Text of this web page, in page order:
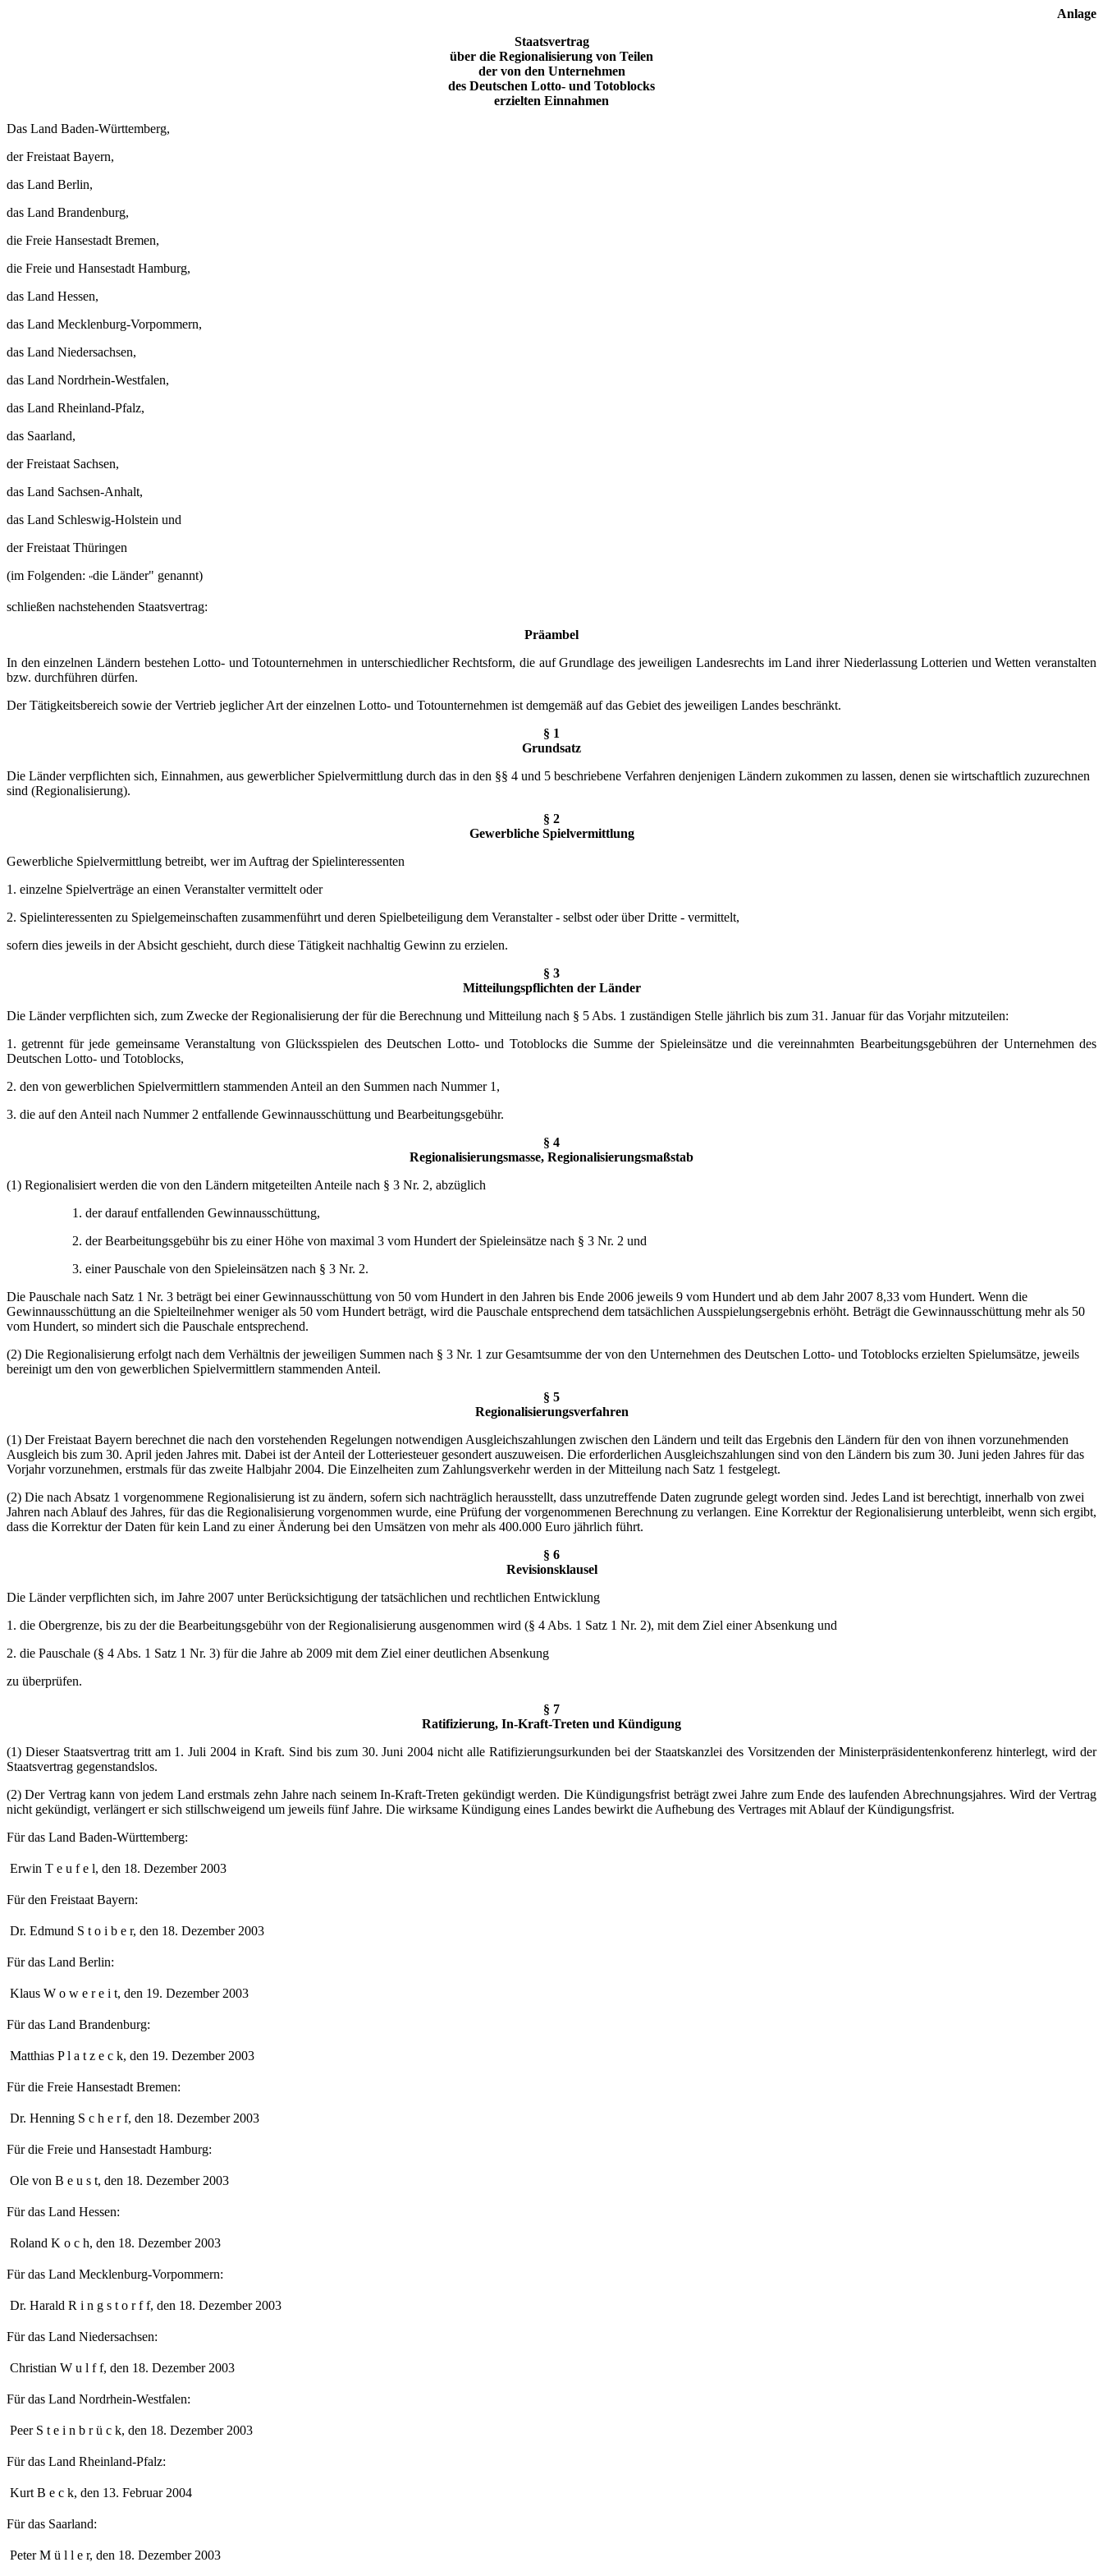
Anlage
Staatsvertrag
über die Regionalisierung von Teilen
der von den Unternehmen
des Deutschen Lotto- und Totoblocks
erzielten Einnahmen
Das Land Baden-Württemberg,
der Freistaat Bayern,
das Land Berlin,
das Land Brandenburg,
die Freie Hansestadt Bremen,
die Freie und Hansestadt Hamburg,
das Land Hessen,
das Land Mecklenburg-Vorpommern,
das Land Niedersachsen,
das Land Nordrhein-Westfalen,
das Land Rheinland-Pfalz,
das Saarland,
der Freistaat Sachsen,
das Land Sachsen-Anhalt,
das Land Schleswig-Holstein und
der Freistaat Thüringen
(im Folgenden: "die Länder" genannt)
schließen nachstehenden Staatsvertrag:
Präambel
In den einzelnen Ländern bestehen Lotto- und Totounternehmen in unterschiedlicher Rechtsform, die auf Grundlage des jeweiligen Landesrechts im Land ihrer Niederlassung Lotterien und Wetten veranstalten
bzw. durchführen dürfen.
Der Tätigkeitsbereich sowie der Vertrieb jeglicher Art der einzelnen Lotto- und Totounternehmen ist demgemäß auf das Gebiet des jeweiligen Landes beschränkt.
§ 1
Grundsatz
Die Länder verpflichten sich, Einnahmen, aus gewerblicher Spielvermittlung durch das in den §§ 4 und 5 beschriebene Verfahren denjenigen Ländern zukommen zu lassen, denen sie wirtschaftlich zuzurechnen
sind (Regionalisierung).
§ 2
Gewerbliche Spielvermittlung
Gewerbliche Spielvermittlung betreibt, wer im Auftrag der Spielinteressenten
1. einzelne Spielverträge an einen Veranstalter vermittelt oder
2. Spielinteressenten zu Spielgemeinschaften zusammenführt und deren Spielbeteiligung dem Veranstalter - selbst oder über Dritte - vermittelt,
sofern dies jeweils in der Absicht geschieht, durch diese Tätigkeit nachhaltig Gewinn zu erzielen.
§ 3
Mitteilungspflichten der Länder
Die Länder verpflichten sich, zum Zwecke der Regionalisierung der für die Berechnung und Mitteilung nach § 5 Abs. 1 zuständigen Stelle jährlich bis zum 31. Januar für das Vorjahr mitzuteilen:
1. getrennt für jede gemeinsame Veranstaltung von Glücksspielen des Deutschen Lotto- und Totoblocks die Summe der Spieleinsätze und die vereinnahmten Bearbeitungsgebühren der Unternehmen des
Deutschen Lotto- und Totoblocks,
2. den von gewerblichen Spielvermittlern stammenden Anteil an den Summen nach Nummer 1,
3. die auf den Anteil nach Nummer 2 entfallende Gewinnausschüttung und Bearbeitungsgebühr.
§ 4
Regionalisierungsmasse, Regionalisierungsmaßstab
(1) Regionalisiert werden die von den Ländern mitgeteilten Anteile nach § 3 Nr. 2, abzüglich
1. der darauf entfallenden Gewinnausschüttung,
2. der Bearbeitungsgebühr bis zu einer Höhe von maximal 3 vom Hundert der Spieleinsätze nach § 3 Nr. 2 und
3. einer Pauschale von den Spieleinsätzen nach § 3 Nr. 2.
Die Pauschale nach Satz 1 Nr. 3 beträgt bei einer Gewinnausschüttung von 50 vom Hundert in den Jahren bis Ende 2006 jeweils 9 vom Hundert und ab dem Jahr 2007 8,33 vom Hundert. Wenn die
Gewinnausschüttung an die Spielteilnehmer weniger als 50 vom Hundert beträgt, wird die Pauschale entsprechend dem tatsächlichen Ausspielungsergebnis erhöht. Beträgt die Gewinnausschüttung mehr als 50
vom Hundert, so mindert sich die Pauschale entsprechend.
(2) Die Regionalisierung erfolgt nach dem Verhältnis der jeweiligen Summen nach § 3 Nr. 1 zur Gesamtsumme der von den Unternehmen des Deutschen Lotto- und Totoblocks erzielten Spielumsätze, jeweils
bereinigt um den von gewerblichen Spielvermittlern stammenden Anteil.
§ 5
Regionalisierungsverfahren
(1) Der Freistaat Bayern berechnet die nach den vorstehenden Regelungen notwendigen Ausgleichszahlungen zwischen den Ländern und teilt das Ergebnis den Ländern für den von ihnen vorzunehmenden
Ausgleich bis zum 30. April jeden Jahres mit. Dabei ist der Anteil der Lotteriesteuer gesondert auszuweisen. Die erforderlichen Ausgleichszahlungen sind von den Ländern bis zum 30. Juni jeden Jahres für das
Vorjahr vorzunehmen, erstmals für das zweite Halbjahr 2004. Die Einzelheiten zum Zahlungsverkehr werden in der Mitteilung nach Satz 1 festgelegt.
(2) Die nach Absatz 1 vorgenommene Regionalisierung ist zu ändern, sofern sich nachträglich herausstellt, dass unzutreffende Daten zugrunde gelegt worden sind. Jedes Land ist berechtigt, innerhalb von zwei
Jahren nach Ablauf des Jahres, für das die Regionalisierung vorgenommen wurde, eine Prüfung der vorgenommenen Berechnung zu verlangen. Eine Korrektur der Regionalisierung unterbleibt, wenn sich ergibt,
dass die Korrektur der Daten für kein Land zu einer Änderung bei den Umsätzen von mehr als 400.000 Euro jährlich führt.
§ 6
Revisionsklausel
Die Länder verpflichten sich, im Jahre 2007 unter Berücksichtigung der tatsächlichen und rechtlichen Entwicklung
1. die Obergrenze, bis zu der die Bearbeitungsgebühr von der Regionalisierung ausgenommen wird (§ 4 Abs. 1 Satz 1 Nr. 2), mit dem Ziel einer Absenkung und
2. die Pauschale (§ 4 Abs. 1 Satz 1 Nr. 3) für die Jahre ab 2009 mit dem Ziel einer deutlichen Absenkung
zu überprüfen.
§ 7
Ratifizierung, In-Kraft-Treten und Kündigung
(1) Dieser Staatsvertrag tritt am 1. Juli 2004 in Kraft. Sind bis zum 30. Juni 2004 nicht alle Ratifizierungsurkunden bei der Staatskanzlei des Vorsitzenden der Ministerpräsidentenkonferenz hinterlegt, wird der
Staatsvertrag gegenstandslos.
(2) Der Vertrag kann von jedem Land erstmals zehn Jahre nach seinem In-Kraft-Treten gekündigt werden. Die Kündigungsfrist beträgt zwei Jahre zum Ende des laufenden Abrechnungsjahres. Wird der Vertrag
nicht gekündigt, verlängert er sich stillschweigend um jeweils fünf Jahre. Die wirksame Kündigung eines Landes bewirkt die Aufhebung des Vertrages mit Ablauf der Kündigungsfrist.
Für das Land Baden-Württemberg:
Erwin T e u f e l, den 18. Dezember 2003
Für den Freistaat Bayern:
Dr. Edmund S t o i b e r, den 18. Dezember 2003
Für das Land Berlin:
Klaus W o w e r e i t, den 19. Dezember 2003
Für das Land Brandenburg:
Matthias P l a t z e c k, den 19. Dezember 2003
Für die Freie Hansestadt Bremen:
Dr. Henning S c h e r f, den 18. Dezember 2003
Für die Freie und Hansestadt Hamburg:
Ole von B e u s t, den 18. Dezember 2003
Für das Land Hessen:
Roland K o c h, den 18. Dezember 2003
Für das Land Mecklenburg-Vorpommern:
Dr. Harald R i n g s t o r f f, den 18. Dezember 2003
Für das Land Niedersachsen:
Christian W u l f f, den 18. Dezember 2003
Für das Land Nordrhein-Westfalen:
Peer S t e i n b r ü c k, den 18. Dezember 2003
Für das Land Rheinland-Pfalz:
Kurt B e c k, den 13. Februar 2004
Für das Saarland:
Peter M ü l l e r, den 18. Dezember 2003